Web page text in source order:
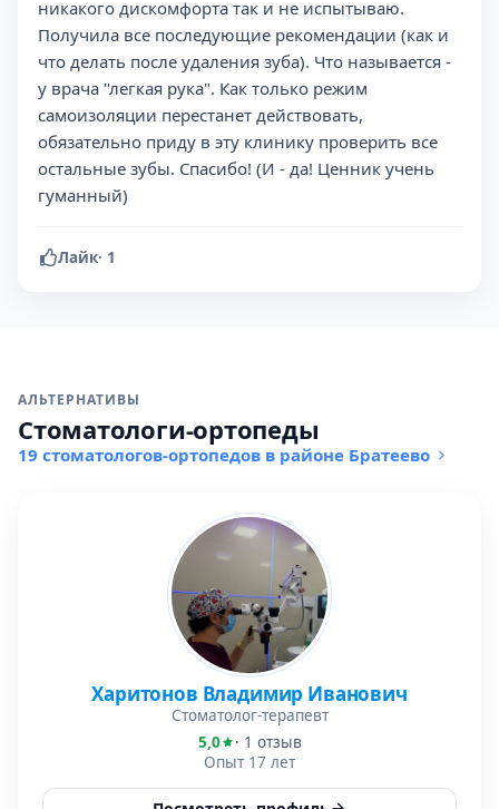
никакого дискомфорта так и не испытываю.
Получила все последующие рекомендации (как и
что делать после удаления зуба). Что называется -
у врача "легкая рука". Как только режим
самоизоляции перестанет действовать,
обязательно приду в эту клинику проверить все
остальные зубы. Спасибо! (И - да! Ценник учень
гуманный)
Лайк· 1
АЛЬТЕРНАТИВЫ
Стоматологи-ортопеды
19 стоматологов-ортопедов в районе Братеево
Харитонов Владимир Иванович
Стоматолог-терапевт
5,0
· 1 отзыв
Опыт 17 лет